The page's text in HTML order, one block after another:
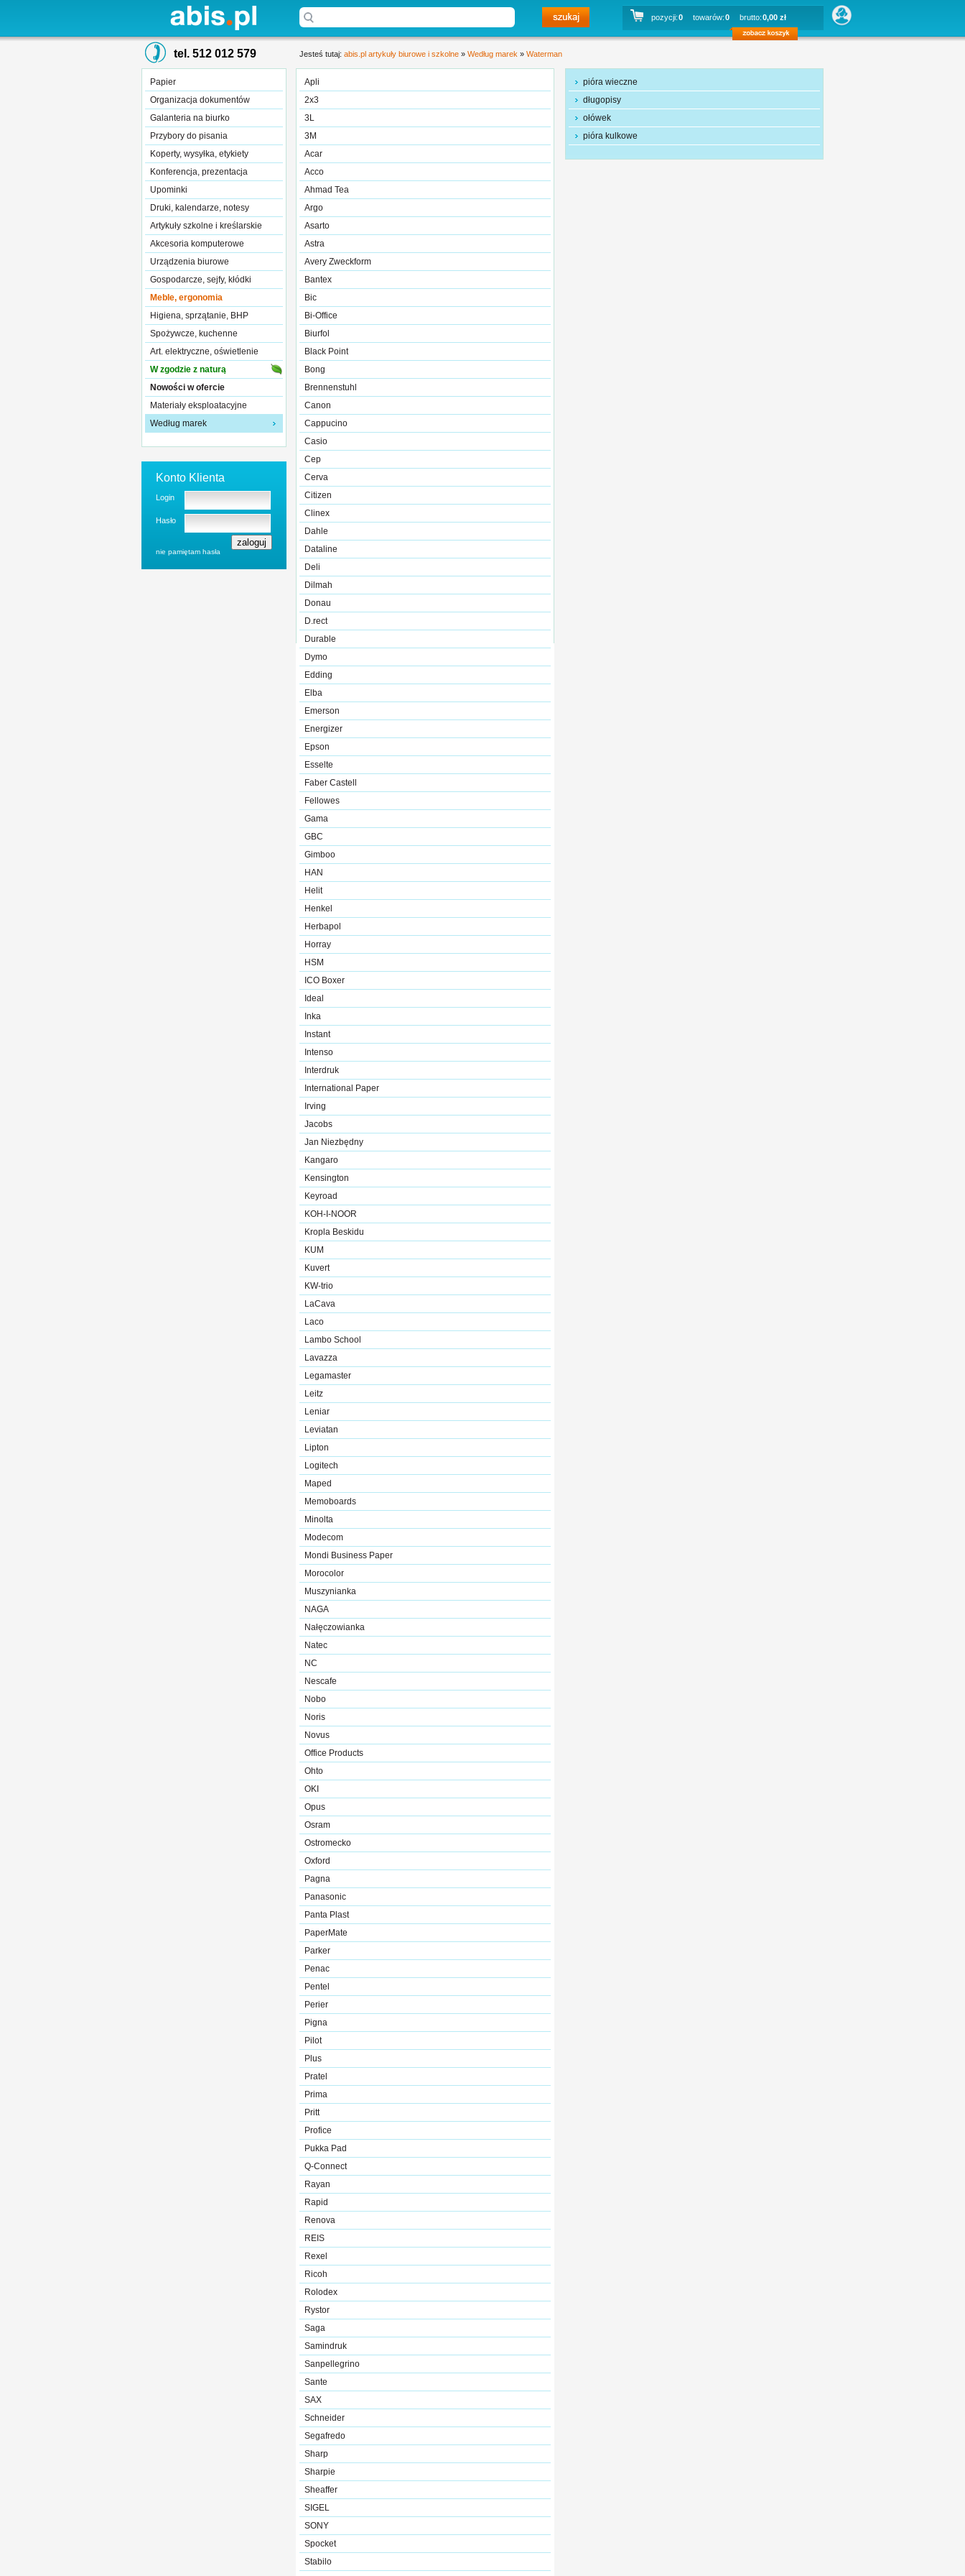
pozycji:0 towarów:0 brutto:0,00 zł
tel. 512 012 579
Papier
Organizacja dokumentów
Galanteria na biurko
Przybory do pisania
Koperty, wysyłka, etykiety
Konferencja, prezentacja
Upominki
Druki, kalendarze, notesy
Artykuły szkolne i kreślarskie
Akcesoria komputerowe
Urządzenia biurowe
Gospodarcze, sejfy, kłódki
Meble, ergonomia
Higiena, sprzątanie, BHP
Spożywcze, kuchenne
Art. elektryczne, oświetlenie
W zgodzie z naturą
Nowości w ofercie
Materiały eksploatacyjne
Według marek
Konto Klienta
Login
Hasło
nie pamiętam hasła
Jesteś tutaj: abis.pl artykuły biurowe i szkolne » Według marek » Waterman
Apli
2x3
3L
3M
Acar
Acco
Ahmad Tea
Argo
Asarto
Astra
Avery Zweckform
Bantex
Bic
Bi-Office
Biurfol
Black Point
Bong
Brennenstuhl
Canon
Cappucino
Casio
Cep
Cerva
Citizen
Clinex
Dahle
Dataline
Deli
Dilmah
Donau
D.rect
Durable
Dymo
Edding
Elba
Emerson
Energizer
Epson
Esselte
Faber Castell
Fellowes
Gama
GBC
Gimboo
HAN
Helit
Henkel
Herbapol
Horray
HSM
ICO Boxer
Ideal
Inka
Instant
Intenso
Interdruk
International Paper
Irving
Jacobs
Jan Niezbędny
Kangaro
Kensington
Keyroad
KOH-I-NOOR
Kropla Beskidu
KUM
Kuvert
KW-trio
LaCava
Laco
Lambo School
Lavazza
Legamaster
Leitz
Leniar
Leviatan
Lipton
Logitech
Maped
Memoboards
Minolta
Modecom
Mondi Business Paper
Morocolor
Muszynianka
NAGA
Nałęczowianka
Natec
NC
Nescafe
Nobo
Noris
Novus
Office Products
Ohto
OKI
Opus
Osram
Ostromecko
Oxford
Pagna
Panasonic
Panta Plast
PaperMate
Parker
Penac
Pentel
Perier
Pigna
Pilot
Plus
Pratel
Prima
Pritt
Profice
Pukka Pad
Q-Connect
Rayan
Rapid
Renova
REIS
Rexel
Ricoh
Rolodex
Rystor
Saga
Samindruk
Sanpellegrino
Sante
SAX
Schneider
Segafredo
Sharp
Sharpie
Sheaffer
SIGEL
SONY
Spocket
Stabilo
pióra wieczne
długopisy
ołówek
pióra kulkowe